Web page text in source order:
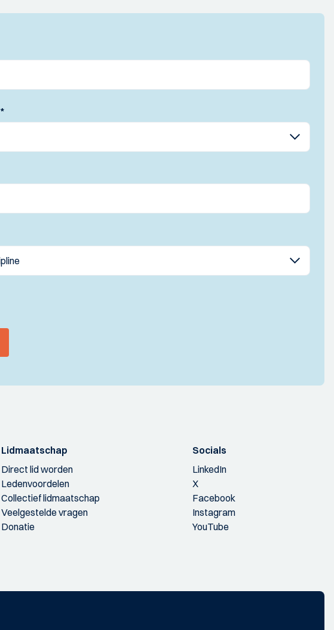
*
Lidmaatschap
Direct lid worden
Ledenvoordelen
Collectief lidmaatschap
Veelgestelde vragen
Donatie
Socials
LinkedIn
X
Facebook
Instagram
YouTube